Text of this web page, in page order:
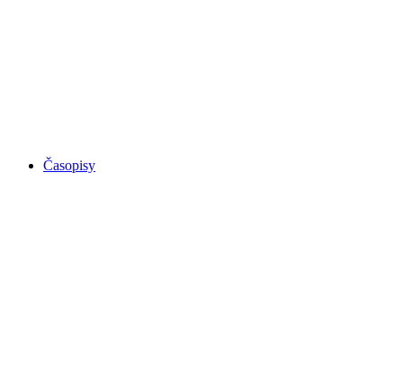
Časopisy